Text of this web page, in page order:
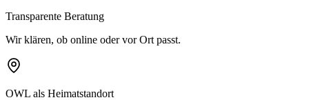
Transparente Beratung
Wir klären, ob online oder vor Ort passt.
OWL als Heimatstandort